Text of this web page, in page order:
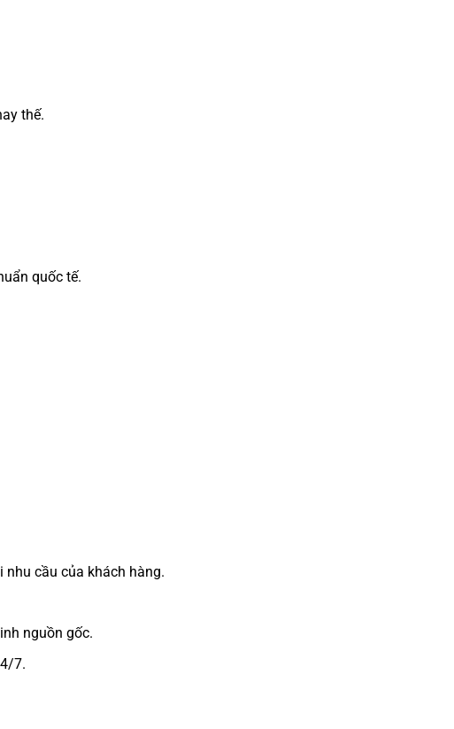
thế.
quốc tế.
cầu của khách hàng.
nguồn gốc.
7.